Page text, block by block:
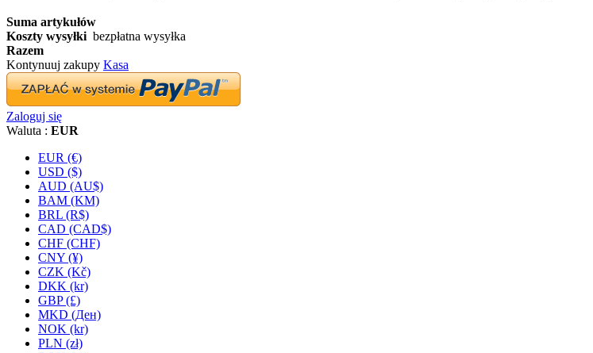
Suma artykułów
Koszty wysyłki bezpłatna wysyłka
Razem
Kontynuuj zakupy Kasa
Zaloguj się
Waluta : EUR
EUR (€)
USD ($)
AUD (AU$)
BAM (KM)
BRL (R$)
CAD (CAD$)
CHF (CHF)
CNY (¥)
CZK (Kč)
DKK (kr)
GBP (£)
MKD (Ден)
NOK (kr)
PLN (zł)